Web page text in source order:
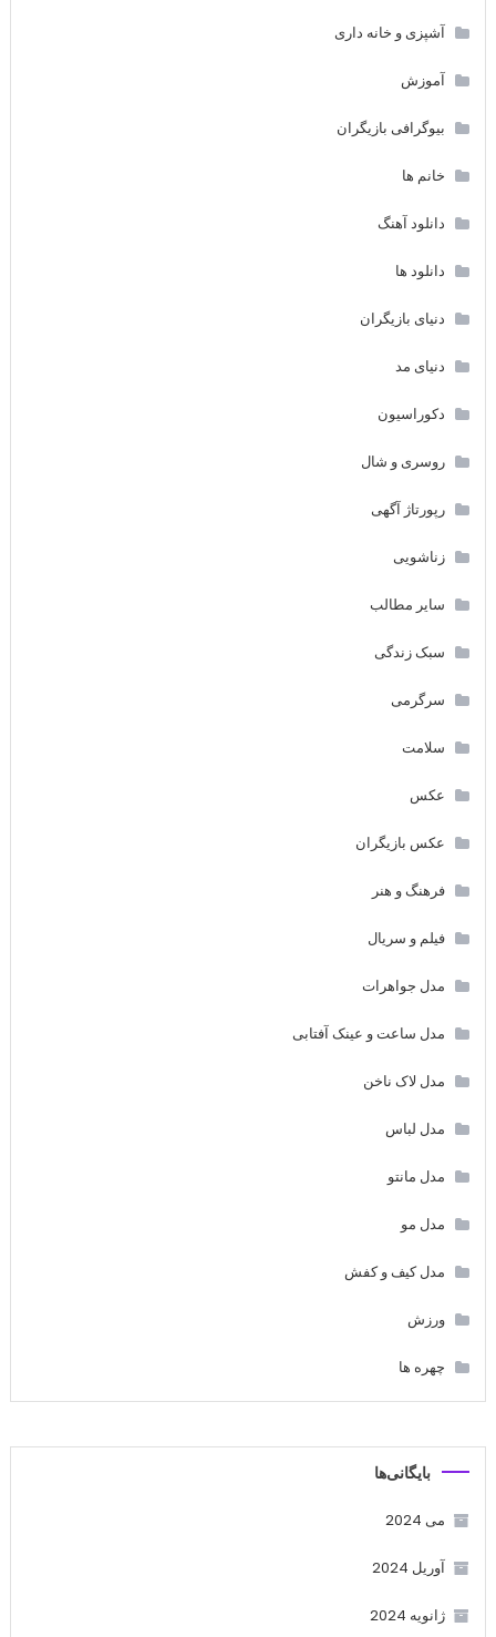
آشپزی و خانه داری
آموزش
بیوگرافی بازیگران
خانم ها
دانلود آهنگ
دانلود ها
دنیای بازیگران
دنیای مد
دکوراسیون
روسری و شال
رپورتاژ آگهی
زناشویی
سایر مطالب
سبک زندگی
سرگرمی
سلامت
عکس
عکس بازیگران
فرهنگ و هنر
فیلم و سریال
مدل جواهرات
مدل ساعت و عینک آفتابی
مدل لاک ناخن
مدل لباس
مدل مانتو
مدل مو
مدل کیف و کفش
ورزش
چهره ها
بایگانی‌ها
می 2024
آوریل 2024
ژانویه 2024